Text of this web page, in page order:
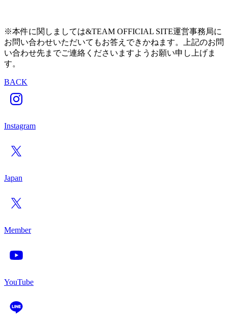
※本件に関しましては&TEAM OFFICIAL SITE運営事務局に
お問い合わせいただいてもお答えできかねます。上記のお問
い合わせ先までご連絡くださいますようお願い申し上げま
す。
BACK
Instagram
Japan
Member
YouTube